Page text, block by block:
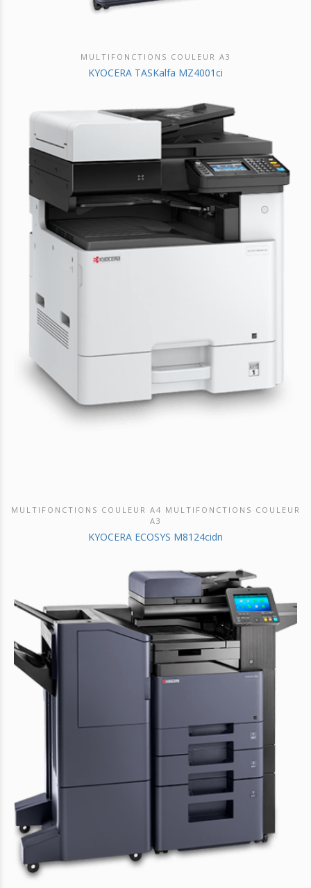
DÉCOUVRIR CE PRODUIT
MULTIFONCTIONS COULEUR A3
KYOCERA TASKalfa MZ4001ci
DÉCOUVRIR CE PRODUIT
MULTIFONCTIONS COULEUR A4 MULTIFONCTIONS COULEUR
A3
KYOCERA ECOSYS M8124cidn